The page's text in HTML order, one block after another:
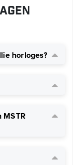
horloges?
MSTR